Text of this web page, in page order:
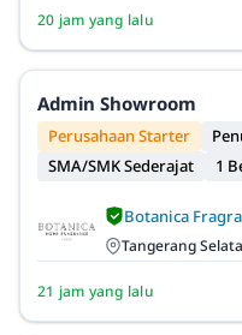
20 jam yang lalu
Admin Showroom
Perusahaan Starter
SMA/SMK Sederajat
1
Botanica
Tangerang
21 jam yang lalu